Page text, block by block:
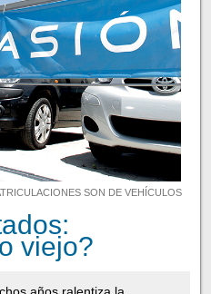
SON DE VEHÍCULOS
viejo?